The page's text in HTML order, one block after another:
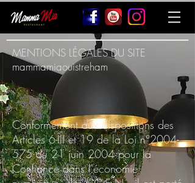
MENTIONS LÉGALES DU SITE
mammamiaouistreham
Conformément aux dispositions des
Articles 6-III et 19 de la Loi n°2004-
575du 21 juin 2004 pour la
Confiance dans l'économie